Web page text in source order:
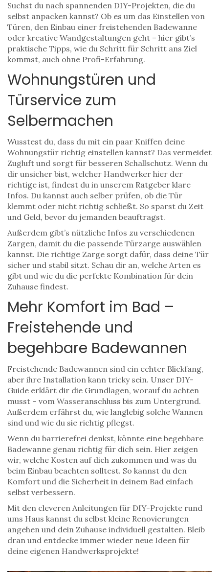
Suchst du nach spannenden DIY-Projekten, die du
selbst anpacken kannst? Ob es um das Einstellen von
Türen, den Einbau einer freistehenden Badewanne
oder kreative Wandgestaltungen geht – hier gibt’s
praktische Tipps, wie du Schritt für Schritt ans Ziel
kommst, auch ohne Profi-Erfahrung.
Wohnungstüren und
Türservice zum
Selbermachen
Wusstest du, dass du mit ein paar Kniffen deine
Wohnungstür richtig einstellen kannst? Das vermeidet
Zugluft und sorgt für besseren Schallschutz. Wenn du
dir unsicher bist, welcher Handwerker hier der
richtige ist, findest du in unserem Ratgeber klare
Infos. Du kannst auch selber prüfen, ob die Tür
klemmt oder nicht richtig schließt. So sparst du Zeit
und Geld, bevor du jemanden beauftragst.
Außerdem gibt’s nützliche Infos zu verschiedenen
Zargen, damit du die passende Türzarge auswählen
kannst. Die richtige Zarge sorgt dafür, dass deine Tür
sicher und stabil sitzt. Schau dir an, welche Arten es
gibt und wie du die perfekte Kombination für dein
Zuhause findest.
Mehr Komfort im Bad –
Freistehende und
begehbare Badewannen
Freistehende Badewannen sind ein echter Blickfang,
aber ihre Installation kann tricky sein. Unser DIY-
Guide erklärt dir die Grundlagen, worauf du achten
musst – vom Wasseranschluss bis zum Untergrund.
Außerdem erfährst du, wie langlebig solche Wannen
sind und wie du sie richtig pflegst.
Wenn du barrierefrei denkst, könnte eine begehbare
Badewanne genau richtig für dich sein. Hier zeigen
wir, welche Kosten auf dich zukommen und was du
beim Einbau beachten solltest. So kannst du den
Komfort und die Sicherheit in deinem Bad einfach
selbst verbessern.
Mit den cleveren Anleitungen für DIY-Projekte rund
ums Haus kannst du selbst kleine Renovierungen
angehen und dein Zuhause individuell gestalten. Bleib
dran und entdecke immer wieder neue Ideen für
deine eigenen Handwerksprojekte!